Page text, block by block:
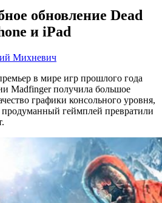
обновление Dead
и iPad
Михневич
в мире игр прошлого года
Madfinger получила большое
графики консольного уровня,
геймплей превратили